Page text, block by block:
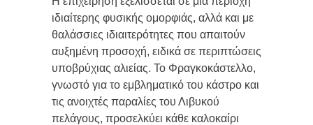
ιδιαίτερης φυσικής ομορφιάς, αλλά και με
θαλάσσιες ιδιαιτερότητες που απαιτούν
αυξημένη προσοχή, ειδικά σε περιπτώσεις
υποβρύχιας αλιείας. Το Φραγκοκάστελλο,
γνωστό για το εμβληματικό του κάστρο και
τις ανοιχτές παραλίες του Λιβυκού
πελάγους, προσελκύει κάθε καλοκαίρι